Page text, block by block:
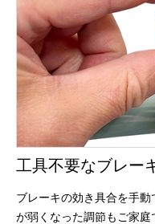
工具不要なブレー
ブレーキの効き具合を手
が弱くなった調節もご家庭